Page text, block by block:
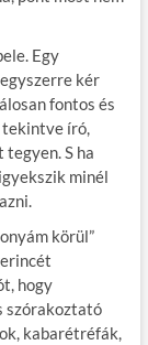
Egy
kér
fontos és
tekintve író,
S ha
minél
körül”
hogy
szórakoztató
kabarétréfák,